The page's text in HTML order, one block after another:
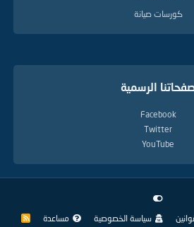
كورسات صيانة
الرسمية
Facebook
Twitter
YouTube
سياسة الخصوصية مساعدة
R